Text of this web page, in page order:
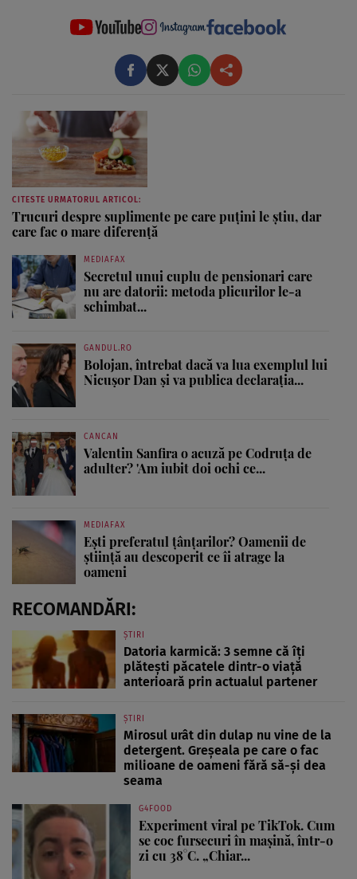
CITESTE URMATORUL ARTICOL:
Trucuri despre suplimente pe care puțini le știu, dar
care fac o mare diferență
MEDIAFAX
Secretul unui cuplu de pensionari care
nu are datorii: metoda plicurilor le-a
schimbat...
GANDUL.RO
Bolojan, întrebat dacă va lua exemplul lui
Nicușor Dan și va publica declarația...
CANCAN
Valentin Sanfira o acuză pe Codruța de
adulter? 'Am iubit doi ochi ce...
MEDIAFAX
Ești preferatul țânțarilor? Oamenii de
știință au descoperit ce îi atrage la
oameni
RECOMANDĂRI:
ȘTIRI
Datoria karmică: 3 semne că îți
plătești păcatele dintr-o viață
anterioară prin actualul partener
ȘTIRI
Mirosul urât din dulap nu vine de la
detergent. Greșeala pe care o fac
milioane de oameni fără să-și dea
seama
G4FOOD
Experiment viral pe TikTok. Cum
se coc fursecuri în mașină, într-o
zi cu 38°C. „Chiar...